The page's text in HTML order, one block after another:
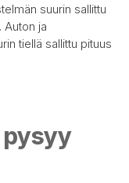
suurin sallittu
Auton ja
tiellä sallittu pituus